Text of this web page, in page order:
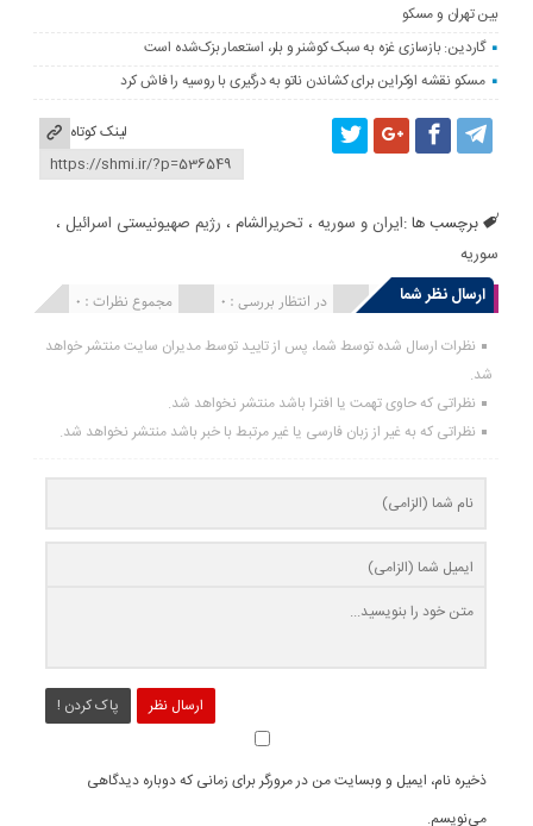
بین تهران و مسکو
گاردین: بازسازی غزه به سبک کوشنر و بلر، استعمار بزک‌شده است
مسکو نقشه اوکراین برای کشاندن ناتو به درگیری با روسیه را فاش کرد
لینک کوتاه
برچسب ها :ایران و سوریه ،تحریرالشام ، رژیم صهیونیستی اسرائیل ،
سوریه
ارسال نظر شما
مجموع نظرات : 0 در انتظار بررسی : 0 انتشار یافته : 0
نظرات ارسال شده توسط شما، پس از تایید توسط مدیران سایت منتشر خواهد
شد.
نظراتی که حاوی تهمت یا افترا باشد منتشر نخواهد شد.
نظراتی که به غیر از زبان فارسی یا غیر مرتبط با خبر باشد منتشر نخواهد شد.
ارسال نظر پاک کردن !
ذخیره نام، ایمیل و وبسایت من در مرورگر برای زمانی که دوباره دیدگاهی
می‌نویسم.